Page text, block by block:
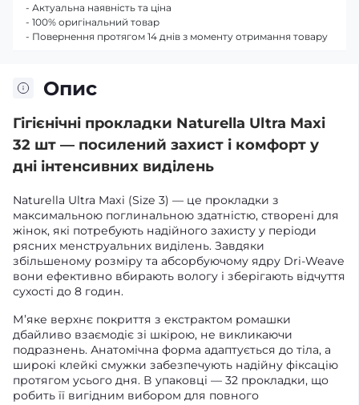
Опис
Гігієнічні прокладки Naturella Ultra Maxi
32 шт — посилений захист і комфорт у
дні інтенсивних виділень
Naturella Ultra Maxi (Size 3) — це прокладки з
максимальною поглинальною здатністю, створені для
жінок, які потребують надійного захисту у періоди
рясних менструальних виділень. Завдяки
збільшеному розміру та абсорбуючому ядру Dri-Weave
вони ефективно вбирають вологу і зберігають відчуття
сухості до 8 годин.
М’яке верхнє покриття з екстрактом ромашки
дбайливо взаємодіє зі шкірою, не викликаючи
подразнень. Анатомічна форма адаптується до тіла, а
широкі клейкі смужки забезпечують надійну фіксацію
протягом усього дня. В упаковці — 32 прокладки, що
робить її вигідним вибором для повного
- Актуальна наявність та ціна
- 100% оригінальний товар
- Повернення протягом 14 днів з моменту отримання товару